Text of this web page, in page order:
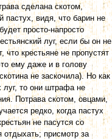
сделана скотом,
пастух, видя, что барин не
просто-напросто
луг, если бы он не
что крестьяне не пропустят
ему даже и в голову
не заскочила). Но как
луг, то они штрафа не
Потрава скотом, овцами,
редко, когда пастух
не пасутся со
отдыхать; присмотр за